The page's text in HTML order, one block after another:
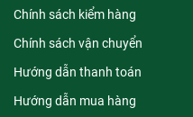
Chính sách kiểm hàng
Chính sách vận chuyển
Hướng dẫn thanh toán
Hướng dẫn mua hàng